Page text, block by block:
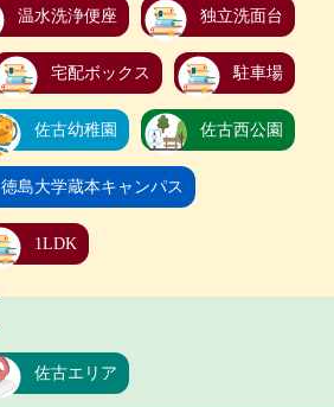
温水洗浄便座 独立洗面台
宅配ボックス 駐車場
佐古幼稚園 佐古西公園
徳島大学蔵本キャンパス
1LDK
佐古エリア